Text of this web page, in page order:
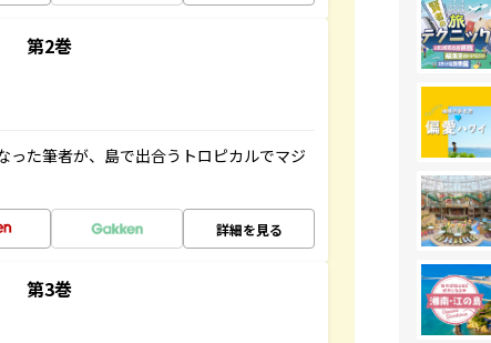
第2巻
った筆者が、島で出合うトロピカルでマジ
詳細を見る
第3巻